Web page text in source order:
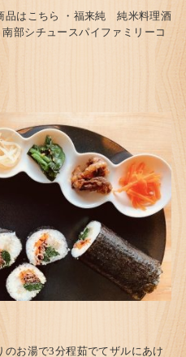
品はこちら ・福来純 純米料理酒
部シチュースパイファミリーコ
のお湯で3分程茹でてザルにあけ